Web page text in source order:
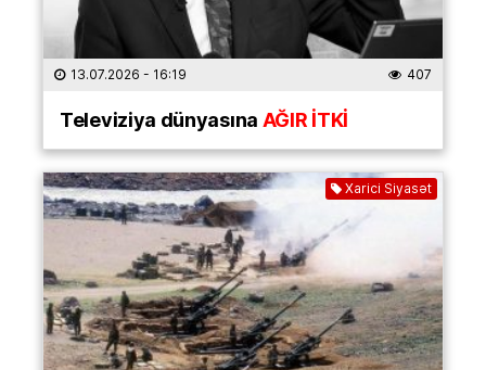
13.07.2026 - 16:19 407
Televiziya dünyasınaAĞIR İTKİ
Xarici Siyasət